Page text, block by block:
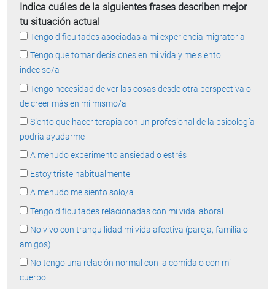
Indica cuáles de la siguientes frases describen mejor
tu situación actual
Tengo dificultades asociadas a mi experiencia migratoria
Tengo que tomar decisiones en mi vida y me siento
indeciso/a
Tengo necesidad de ver las cosas desde otra perspectiva o
de creer más en mí mismo/a
Siento que hacer terapia con un profesional de la psicología
podría ayudarme
A menudo experimento ansiedad o estrés
Estoy triste habitualmente
A menudo me siento solo/a
Tengo dificultades relacionadas con mi vida laboral
No vivo con tranquilidad mi vida afectiva (pareja, familia o
amigos)
No tengo una relación normal con la comida o con mi
cuerpo